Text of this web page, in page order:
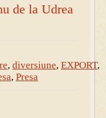
de la Udrea
, diversiune, EXPORT,
, Presa